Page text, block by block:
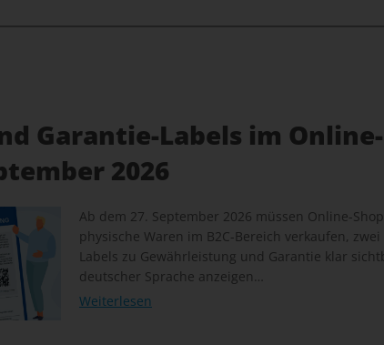
Garantie-Labels im
2026
Ab dem 27. September 2026 müssen Online-
physische Waren im B2C-Bereich verkaufen,
Labels zu Gewährleistung und Garantie klar
deutscher Sprache anzeigen…
Weiterlesen